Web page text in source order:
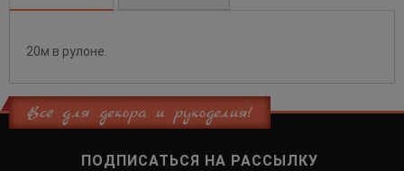
20м в рулоне.
Всё для декора и рукоделия!
ПОДПИСАТЬСЯ НА РАССЫЛКУ